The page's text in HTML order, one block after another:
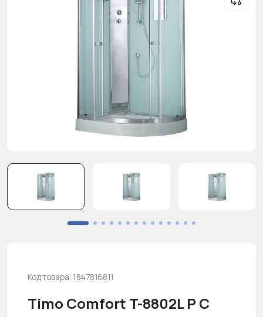
Код товара: 1847816811
Timo Comfort T-8802L P C